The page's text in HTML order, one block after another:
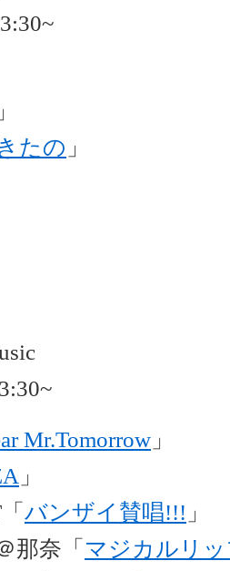
」
たの 」
Mr.Tomorrow 」
」
バンザイ賛唱!!! 」
那奈「 マジカルリッ